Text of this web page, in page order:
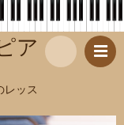
ア
レッス
索